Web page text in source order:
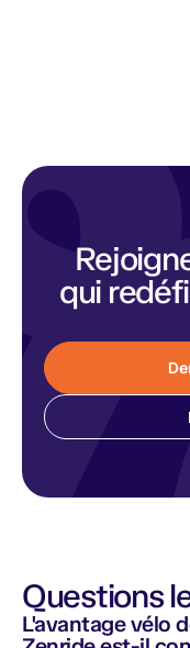
qui
Questions
L'avantage vélo